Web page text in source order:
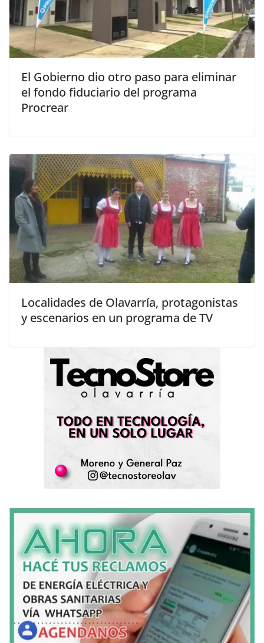
El Gobierno dio otro paso para eliminar
el fondo fiduciario del programa
Procrear
Localidades de Olavarría, protagonistas
y escenarios en un programa de TV